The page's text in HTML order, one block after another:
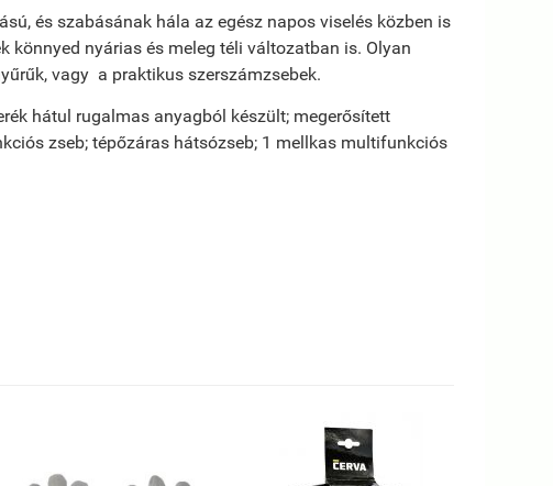
és szabásának hála az egész napos viselés közben is
könnyed nyárias és meleg téli változatban is. Olyan
vagy a praktikus szerszámzsebek.
hátul rugalmas anyagból készült; megerősített
zseb; tépőzáras hátsózseb; 1 mellkas multifunkciós